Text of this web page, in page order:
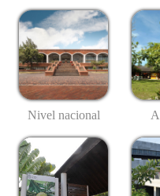
Nivel nacional